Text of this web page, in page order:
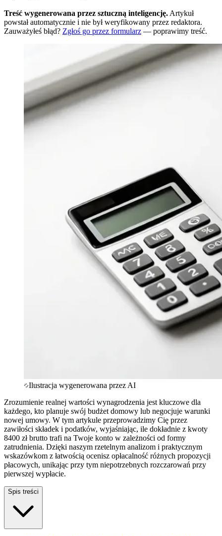
Treść wygenerowana przez sztuczną inteligencję. Artykuł
powstał automatycznie i nie był weryfikowany przez redaktora.
Zauważyłeś błąd? Zgłoś go przez formularz — poprawimy treść.
Ilustracja wygenerowana przez AI
Zrozumienie realnej wartości wynagrodzenia jest kluczowe dla
każdego, kto planuje swój budżet domowy lub negocjuje warunki
nowej umowy. W tym artykule przeprowadzimy Cię przez
zawiłości składek i podatków, wyjaśniając, ile dokładnie z kwoty
8400 zł brutto trafi na Twoje konto w zależności od formy
zatrudnienia. Dzięki naszym rzetelnym analizom i praktycznym
wskazówkom z łatwością ocenisz opłacalność różnych propozycji
płacowych, unikając przy tym niepotrzebnych rozczarowań przy
pierwszej wypłacie.
Spis treści